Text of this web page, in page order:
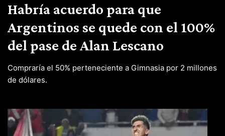
Habría acuerdo para que
Argentinos se quede con el 100%
del pase de Alan Lescano
Compraría el 50% perteneciente a Gimnasia por 2 millones
de dólares.